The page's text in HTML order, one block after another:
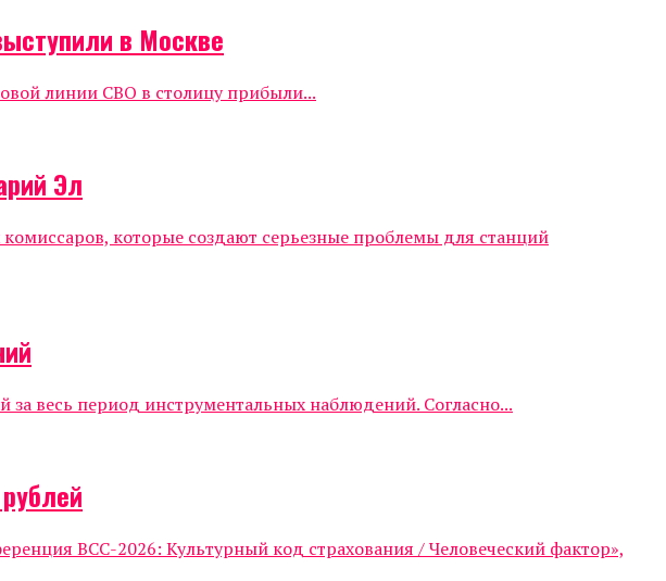
в Москве
линии СВО в столицу прибыли...
Эл
которые создают серьезные проблемы для станций
за весь период инструментальных наблюдений. Согласно...
ВСС-2026: Культурный код страхования / Человеческий фактор»,